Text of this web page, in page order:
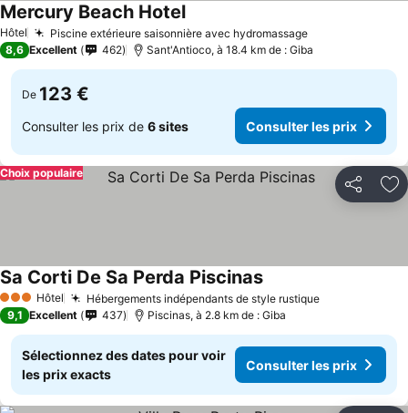
Hôtel Piscine extérieure saisonnière avec hydromassageConsulter les
Mercury Beach HotelConsulter les prix
8,6 Excellent 462 Sant'Antioco, à 18.4 km de : Giba
De 123 €
Consulter les prix de 6 sites Consulter les prix
Partager
Choix populaire
3 ÉtoilesHôtel Hébergements indépendants de style rustiqueConsulter
Sa Corti De Sa Perda PiscinasConsulter les prix
9,1 Excellent 437 Piscinas, à 2.8 km de : Giba
Sélectionnez des dates pour voir
les prix exacts
Consulter les prix